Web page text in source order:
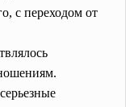
с переходом от